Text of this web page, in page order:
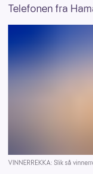
Telefonen fra
VINNERREKKA: Slik så